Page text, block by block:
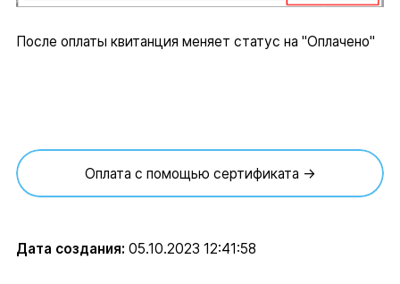
После оплаты квитанция меняет статус на "Оплачено"
Оплата с помощью сертификата →
Дата создания: 05.10.2023 12:41:58